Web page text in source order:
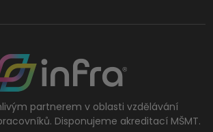
partnerem v oblasti vzdělávání
Disponujeme akreditací MŠMT.